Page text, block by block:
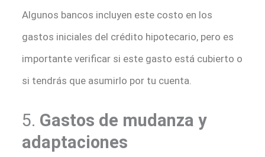
Algunos bancos incluyen este costo en los
gastos iniciales del crédito hipotecario, pero es
importante verificar si este gasto está cubierto o
si tendrás que asumirlo por tu cuenta.
5. Gastos de mudanza y
adaptaciones